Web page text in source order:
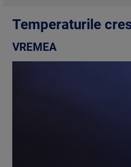
Temperaturile
VREMEA